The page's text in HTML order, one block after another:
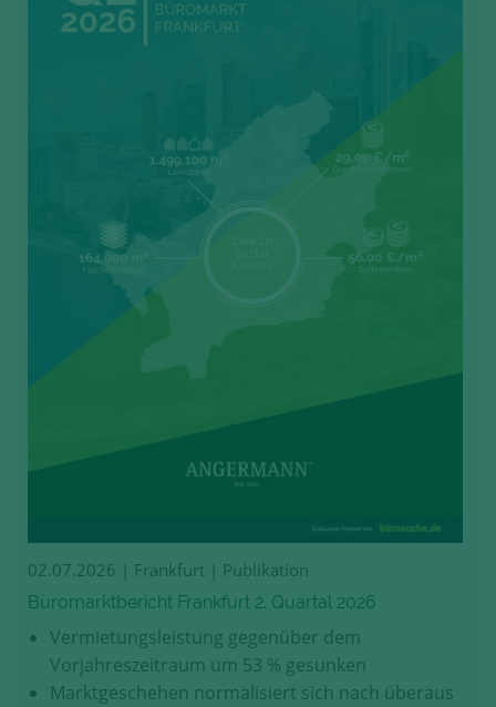
02.07.2026 | Frankfurt | Publikation
Büromarktbericht Frankfurt 2. Quartal 2026
Vermietungsleistung gegenüber dem
Vorjahreszeitraum um 53 % gesunken
Marktgeschehen normalisiert sich nach überaus